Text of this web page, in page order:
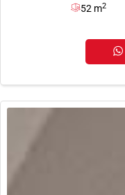
52 m2